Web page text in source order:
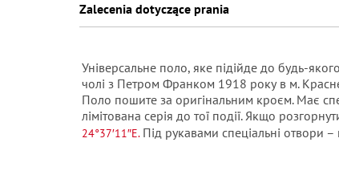
Zalecenia dotyczące prania
Універсальне поло, яке підійде до будь-
чолі з Петром Франком 1918 року в м.
Поло пошите за оригінальним кроєм. Має
лімітована серія до тої події.Якщо
24°37′11″E. Під рукавами спеціальні отвори –